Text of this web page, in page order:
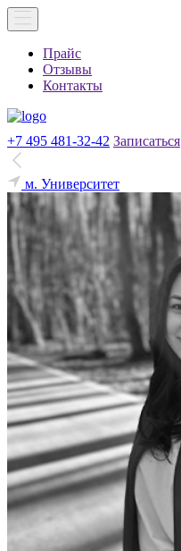
Прайс
Отзывы
Контакты
+7 495 481-32-42 Записаться
м. Университет